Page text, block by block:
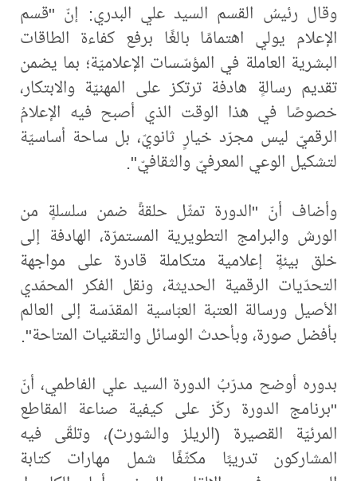
وقال رئيسُ القسم السيد علي البدري: إنّ "قسم
الإعلام يولي اهتمامًا بالغًا برفع كفاءة الطاقات
البشرية العاملة في المؤسّسات الإعلاميّة؛ بما يضمن
تقديم رسالةٍ هادفة ترتكز على المهنيّة والابتكار،
خصوصًا في هذا الوقت الذي أصبح فيه الإعلامُ
الرقميّ ليس مجرّد خيارٍ ثانويّ، بل ساحة أساسيّة
لتشكيل الوعي المعرفيّ والثقافيّ".
وأضاف أنّ "الدورة تمثّل حلقةً ضمن سلسلةٍ من
الورش والبرامج التطويرية المستمرّة، الهادفة إلى
خلق بيئةٍ إعلامية متكاملة قادرة على مواجهة
التحدّيات الرقمية الحديثة، ونقل الفكر المحمّدي
الأصيل ورسالة العتبة العبّاسية المقدّسة إلى العالم
بأفضل صورة، وبأحدث الوسائل والتقنيات المتاحة".
بدوره أوضح مدرّبُ الدورة السيد علي الفاطمي، أنّ
"برنامج الدورة ركّز على كيفية صناعة المقاطع
المرئيّة القصيرة (الريلز والشورت)، وتلقّى فيه
المشاركون تدريبًا مكثّفًا شمل مهارات كتابة